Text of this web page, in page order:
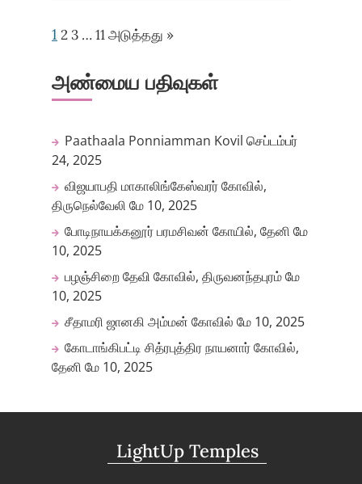
1 2 3 …11அடுத்தது »
அண்மைய பதிவுகள்
Paathaala Ponniamman Kovil செப்டம்பர்
24, 2025
விஜயாபதி மாகாலிங்கேஸ்வரர் கோவில்,
திருநெல்வேலி மே 10, 2025
போடிநாயக்கனூர் பரமசிவன் கோயில், தேனி மே
10, 2025
பழஞ்சிறை தேவி கோவில், திருவனந்தபுரம்மே
10, 2025
சீதாமரி ஜானகி அம்மன் கோவில் மே 10, 2025
கோடாங்கிபட்டி சித்ரபுத்திர நாயனார் கோவில்,
தேனி மே 10, 2025
LightUp Temples